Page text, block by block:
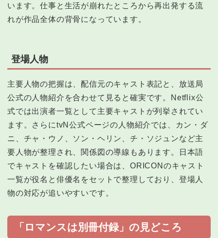
います。仕事と生活が崩れたところから再出発する流
れが作品全体の背骨になっています。
登場人物
主要人物の把握は、配信元のキャスト表記と、放送局
公式の人物紹介を合わせて見ると確実です。Netflix公
式では出演者一覧として主要キャストが列挙されてい
ます。さらにtvN公式ページの人物紹介では、カン・ダ
ニ、チャ・ウノ、ソン・ヘリン、チ・ソジュンなど主
要人物が整理され、関係図の導線もあります。日本語
でキャストを確認したい場合は、ORICONのキャスト
一覧が役名と俳優名をセットで整理しており、登場人
物の対応が追いやすいです。
「ロマンスは別冊付録」の見どころ